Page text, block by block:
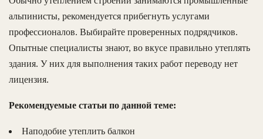
альпинисты, рекомендуется прибегнуть услугами
профессионалов. Выбирайте проверенных подрядчиков.
Опытные специалисты знают, во вкусе правильно утеплять
здания. У них для выполнения таких работ переводу нет
лицензия.
Рекомендуемые статьи по данной теме:
Наподобие утеплить балкон